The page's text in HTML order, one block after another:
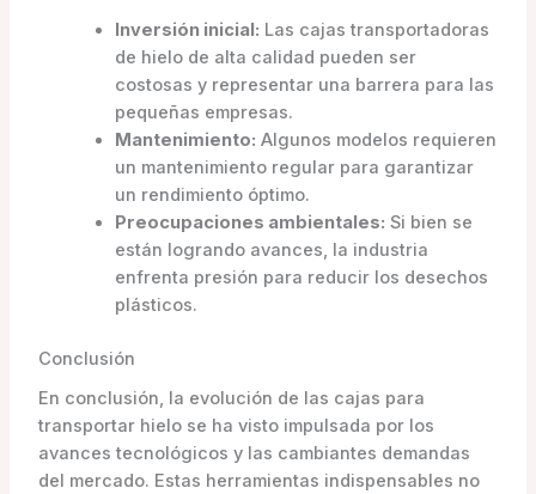
Inversión inicial: Las cajas transportadoras
de hielo de alta calidad pueden ser
costosas y representar una barrera para las
pequeñas empresas.
Mantenimiento: Algunos modelos requieren
un mantenimiento regular para garantizar
un rendimiento óptimo.
Preocupaciones ambientales: Si bien se
están logrando avances, la industria
enfrenta presión para reducir los desechos
plásticos.
Conclusión
En conclusión, la evolución de las cajas para
transportar hielo se ha visto impulsada por los
avances tecnológicos y las cambiantes demandas
del mercado. Estas herramientas indispensables no